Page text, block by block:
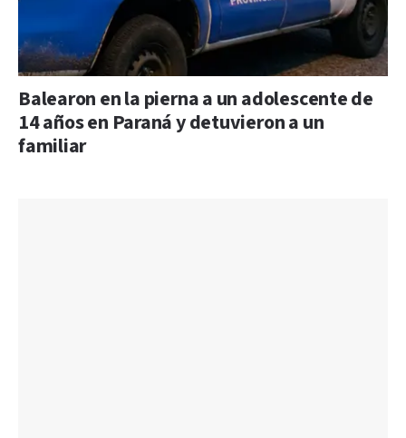
Balearon en la pierna a un adolescente de
14 años en Paraná y detuvieron a un
familiar